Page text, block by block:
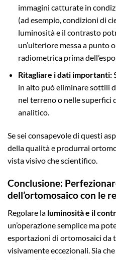
immagini catturate in
(ad esempio, condizioni di
luminosità e il contrasto
un’ulteriore messa a punto
radiometrica prima
Ritagliare i dati importanti:
in alto può eliminare sottili
nel terreno o nelle superfici
analitico.
Se sei consapevole di questi
della qualità e produrrai
vista visivo che scientifico.
Conclusione:
dell’ortomosaico con le
Regolare la luminosità e il
un’operazione semplice ma
esportazioni di ortomosaici da
visivamente eccezionali. Sia